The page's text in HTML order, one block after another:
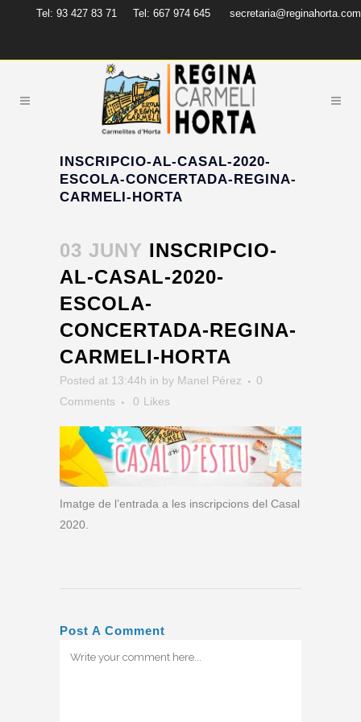
Tel: 93 427 83 71 Tel: 667 974 645 secretaria@reginahorta.com
INSCRIPCIO-AL-CASAL-2020-
ESCOLA-CONCERTADA-REGINA-
CARMELI-HORTA
03 JUNY INSCRIPCIO-
AL-CASAL-2020-
ESCOLA-
CONCERTADA-REGINA-
CARMELI-HORTA
Posted at 13:44h in by Manel Pérez
0
Comments
0 Likes
Imatge de l’entrada a les inscripcions del Casal
2020.
Post A Comment